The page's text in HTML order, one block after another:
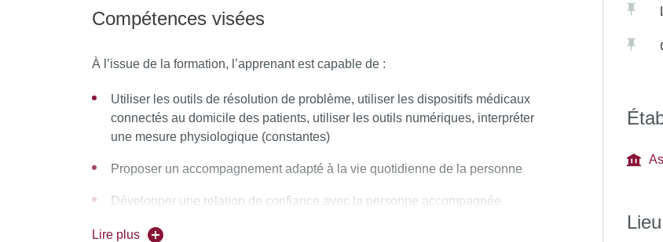
Développer l’enseignement des gestes techniques.
professionnels de santé et la famille
Être capable de transmettre à un futur professionnel son savoir et son savoir-
Valoriser le métier d’accompagnant au domicile et offrir aux professionnels
une possibilité d’évolution de carrière.
Compétences visées
À l’issue de la formation, l’apprenant est capable de :
Utiliser les outils de résolution de problème, utiliser les dispositifs médicaux
connectés au domicile des patients, utiliser les outils numériques, interpréter
une mesure physiologique (constantes)
Proposer un accompagnement adapté à la vie quotidienne de la personne
Développer une relation de confiance avec la personne accompagnée
Alerter et transmettre via les outils numériques
Lire plus